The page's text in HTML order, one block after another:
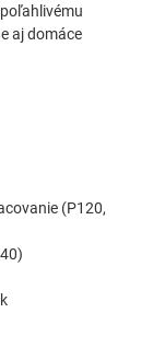
aj domáce
(P120,